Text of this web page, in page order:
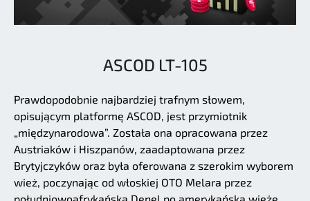
ASCOD LT-105
Prawdopodobnie najbardziej trafnym słowem,
opisującym platformę ASCOD, jest przymiotnik
„międzynarodowa”. Została ona opracowana przez
Austriaków i Hiszpanów, zaadaptowana przez
Brytyjczyków oraz była oferowana z szerokim wyborem
wież, poczynając od włoskiej OTO Melara przez